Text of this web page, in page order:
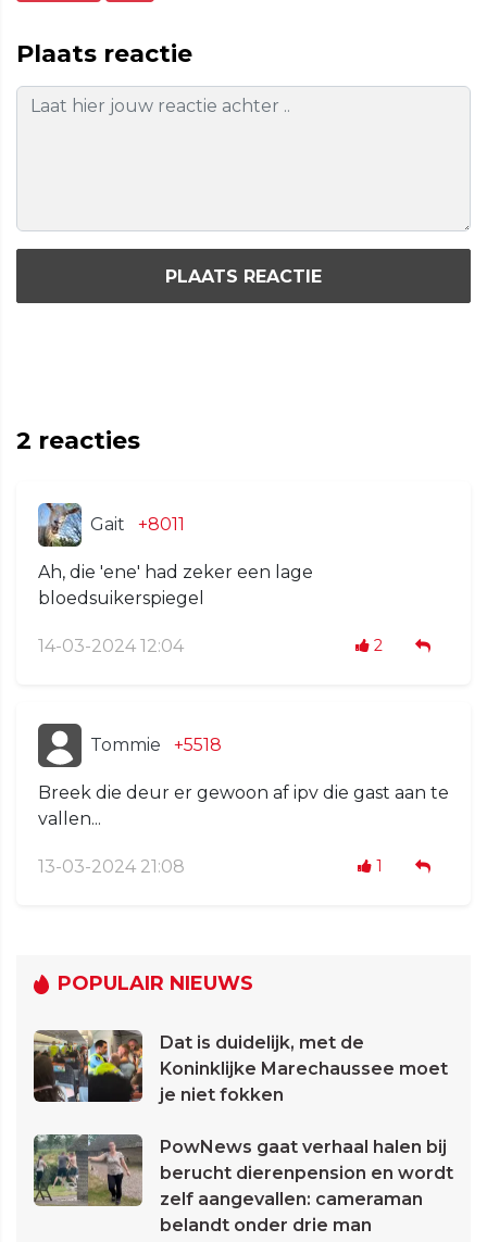
Plaats reactie
PLAATS REACTIE
2 reacties
Gait +8011
Ah, die 'ene' had zeker een lage
bloedsuikerspiegel
14-03-2024 12:04 2
Tommie +5518
Breek die deur er gewoon af ipv die gast aan te
vallen...
13-03-2024 21:08 1
POPULAIR NIEUWS
Dat is duidelijk, met de
Koninklijke Marechaussee moet
je niet fokken
PowNews gaat verhaal halen bij
berucht dierenpension en wordt
zelf aangevallen: cameraman
belandt onder drie man